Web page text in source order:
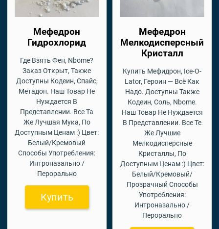
Мефедрон
Гидрохлорид
Где Взять Фен, Nbome?
Заказ Открыт, Также
Доступны Кодеин, Спайс,
Метадон. Наш Товар Не
Нуждается В
Представлении. Все Та
Же Лучшая Мука, По
Доступным Ценам :) Цвет:
Белый/Кремовый
Способы Употребления:
Интроназально /
Перорально
Купить
Мефедрон
Мелкодисперсный
Кристалл
Купить Мефидрон, Ice-O-
Lator, Героин — Всё Как
Надо. Доступны Также
Кодеин, Соль, Nbome.
Наш Товар Не Нуждается
В Представлении. Все Те
Же Лучшие
Мелкодисперсные
Кристаллы, По
Доступным Ценам :) Цвет:
Белый/Кремовый/
Прозрачный Способы
Употребления:
Интроназально /
Перорально